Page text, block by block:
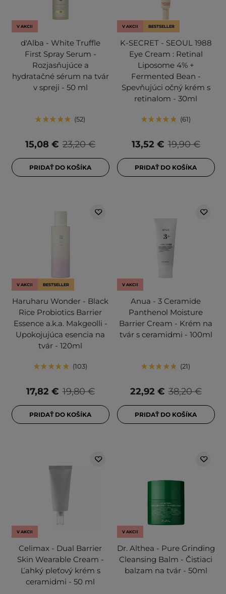
V AKCII
d'Alba - White Truffle
First Spray Serum -
Rozjasňujúce a
hydratačné sérum na tvár
v spreji - 50 ml
52
23,20 €
15,08 €
PRIDAŤ DO KOŠÍKA
V AKCII BESTSELLER
K-SECRET - SEOUL 1988
Eye Cream : Retinal
Liposome 4% +
Fermented Bean -
Spevňujúci očný krém s
retinalom - 30ml
61
19,90 €
13,52 €
PRIDAŤ DO KOŠÍKA
V AKCII BESTSELLER
Haruharu Wonder - Black
Rice Probiotics Barrier
Essence a.k.a. Makgeolli -
Upokojujúca esencia na
tvár - 120ml
103
19,80 €
17,82 €
PRIDAŤ DO KOŠÍKA
V AKCII
Anua - 3 Ceramide
Panthenol Moisture
Barrier Cream - Krém na
tvár s ceramidmi - 100ml
21
38,20 €
22,92 €
PRIDAŤ DO KOŠÍKA
V AKCII
Celimax - Dual Barrier
Skin Wearable Cream -
Ľahký pleťový krém s
ceramidmi - 50 ml
V AKCII
Dr. Althea - Pure Grinding
Cleansing Balm - Čistiaci
balzam na tvár - 50ml